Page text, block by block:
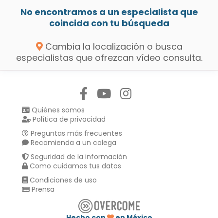
No encontramos a un especialista que
coincida con tu búsqueda
Cambia la localización o busca
especialistas que ofrezcan vídeo consulta.
Quiénes somos
Política de privacidad
Preguntas más frecuentes
Recomienda a un colega
Seguridad de la información
Como cuidamos tus datos
Condiciones de uso
Prensa